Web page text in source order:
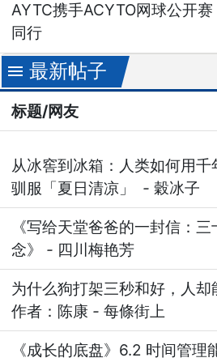
AYTC携手ACYTO网球公开
同行
menu 最新帖子
标题/网友
从冰窖到冰箱：人类如何用千
驯服「夏日清凉」
- 穀冰子
《写给天堂爸爸的一封信：
念》
- 四川梅艳芳
为什么狗打架三秒和好，人却
作者：陈康 - 每條街上
《成长的底盘》6.2 时间管理